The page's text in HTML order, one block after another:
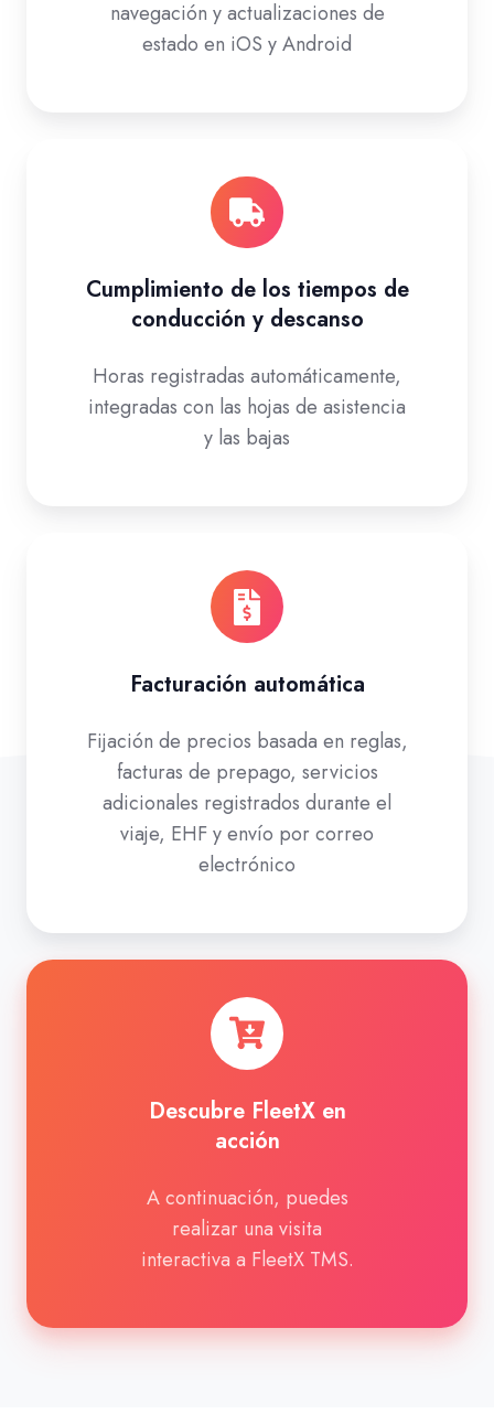
navegación y actualizaciones de
estado en iOS y Android
Cumplimiento de los tiempos de
conducción y descanso
Horas registradas automáticamente,
integradas con las hojas de asistencia
y las bajas
Facturación automática
Fijación de precios basada en reglas,
facturas de prepago, servicios
adicionales registrados durante el
viaje, EHF y envío por correo
electrónico
Descubre FleetX en
acción
A continuación, puedes
realizar una visita
interactiva a FleetX TMS.
FleetX
en
acción